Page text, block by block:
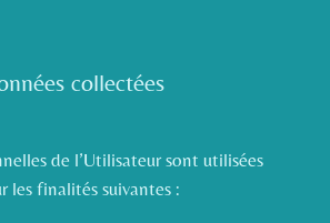
collectées
de l’Utilisateur sont utilisées
les finalités suivantes :